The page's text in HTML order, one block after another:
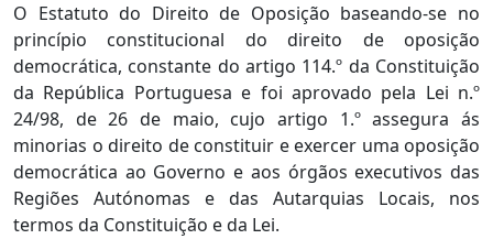
O Estatuto do Direito de Oposição baseando-se no
princípio constitucional do direito de oposição
democrática, constante do artigo 114.º da Constituição
da República Portuguesa e foi aprovado pela Lei n.º
24/98, de 26 de maio, cujo artigo 1.º assegura ás
minorias o direito de constituir e exercer uma oposição
democrática ao Governo e aos órgãos executivos das
Regiões Autónomas e das Autarquias Locais, nos
termos da Constituição e da Lei.